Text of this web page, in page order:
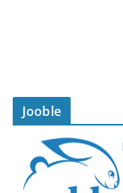
Jooble